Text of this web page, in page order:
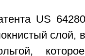
US
слой,